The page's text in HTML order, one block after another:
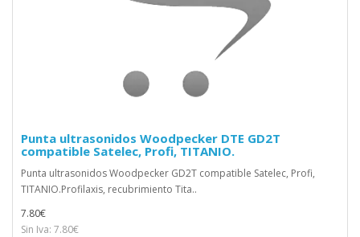
Punta ultrasonidos Woodpecker DTE GD2T
compatible Satelec, Profi, TITANIO.
Punta ultrasonidos Woodpecker GD2T compatible Satelec, Profi,
TITANIO.Profilaxis, recubrimiento Tita..
7.80€
Sin Iva: 7.80€